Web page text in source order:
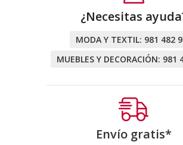
¿Necesitas
MODA Y TEXTIL: 981 482
MUEBLES Y DECORACIÓN: 981
Envío gratis*